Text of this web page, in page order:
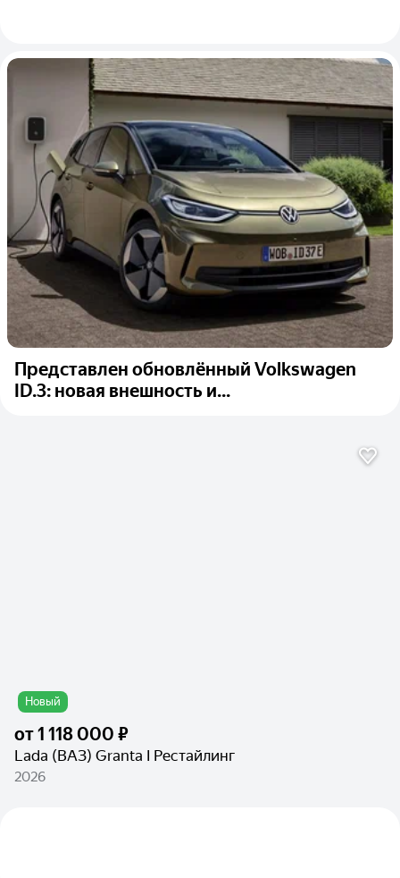
Представлен обновлённый Volkswagen
ID.3: новая внешность и...
Новый
от1 118 000 ₽
Lada (ВАЗ) Granta I Рестайлинг
2026